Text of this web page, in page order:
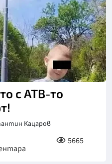
с АТВ-то
Кацаров
5665